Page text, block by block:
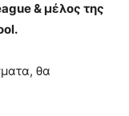
& μέλος της
θα